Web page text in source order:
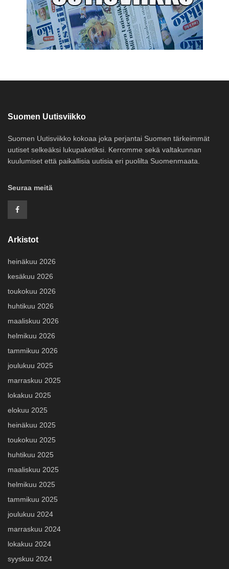
Suomen Uutisviikko
Suomen Uutisviikko kokoaa joka perjantai Suomen tärkeimmät
uutiset selkeäksi lukupaketiksi. Kerromme sekä valtakunnan
kuulumiset että paikallisia uutisia eri puolilta Suomenmaata.
Seuraa meitä
Arkistot
heinäkuu 2026
kesäkuu 2026
toukokuu 2026
huhtikuu 2026
maaliskuu 2026
helmikuu 2026
tammikuu 2026
joulukuu 2025
marraskuu 2025
lokakuu 2025
elokuu 2025
heinäkuu 2025
toukokuu 2025
huhtikuu 2025
maaliskuu 2025
helmikuu 2025
tammikuu 2025
joulukuu 2024
marraskuu 2024
lokakuu 2024
syyskuu 2024